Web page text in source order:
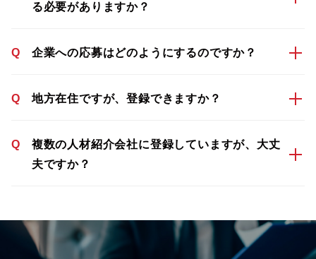
る必要がありますか？
Q 企業への応募はどのようにするのですか？
Q 地方在住ですが、登録できますか？
Q
複数の人材紹介会社に登録していますが、大丈
夫ですか？